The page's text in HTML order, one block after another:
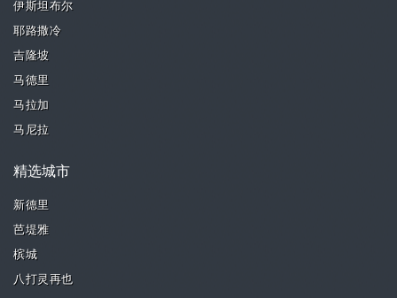
伊斯坦布尔
耶路撒冷
吉隆坡
马德里
马拉加
马尼拉
精选城市
新德里
芭堤雅
槟城
八打灵再也